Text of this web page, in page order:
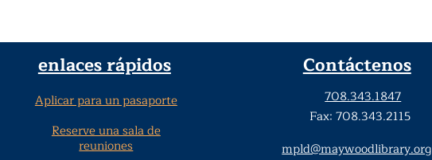
enlaces rápidos
Aplicar para un pasaporte
Reserve una sala de
reuniones
Contáctenos
708.343.1847
Fax: 708.343.2115
mpld@maywoodlibrary.org